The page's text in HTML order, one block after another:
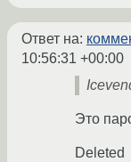
Ответ на:
10:56:31 +00:00
Это
Deleted